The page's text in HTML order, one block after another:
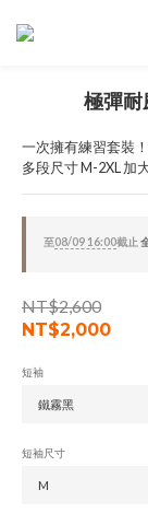
極彈
一次擁有練習套裝！
多段尺寸 M-2XL 加
至08/09 16:00截止
NT$2,600
NT$2,000
短袖
短袖尺寸